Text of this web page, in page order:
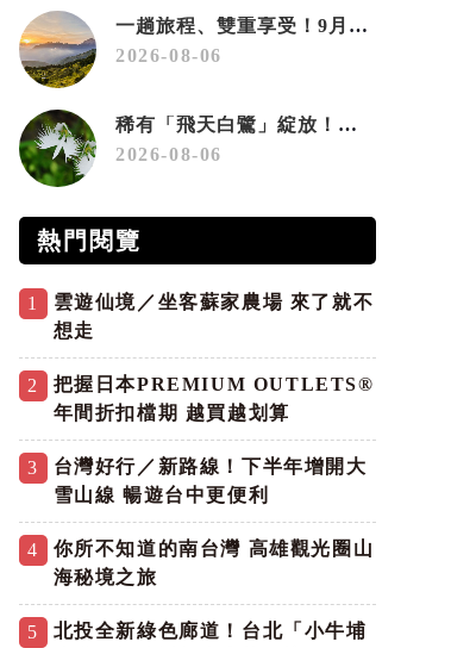
一趟旅程、雙重享受！9月住宿合歡山 順遊奧萬大10元優惠入園
2026-08-06
稀有「飛天白鷺」綻放！神戶六甲高山植物園「鷺草」珍貴現身
2026-08-06
熱門閱覽
1
雲遊仙境／坐客蘇家農場 來了就不
想走
2
把握日本PREMIUM OUTLETS®
年間折扣檔期 越買越划算
3
台灣好行／新路線！下半年增開大
雪山線 暢遊台中更便利
4
你所不知道的南台灣 高雄觀光圈山
海秘境之旅
5
北投全新綠色廊道！台北「小牛埔